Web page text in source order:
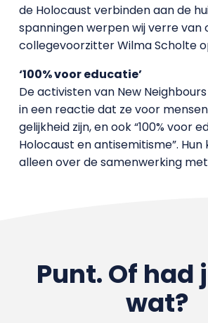
de Holocaust verbinden aan de
spanningen werpen wij verre van
collegevoorzitter Wilma Scholte
‘100% voor educatie’
De activisten van New
in een reactie dat ze voor
gelijkheid zijn, en ook “100% voor
Holocaust en antisemitisme”. Hun
alleen over de samenwerking
Punt. Of had
wat?